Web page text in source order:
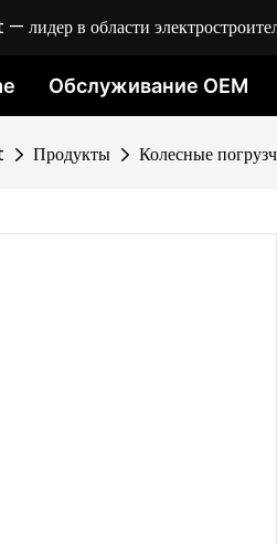
в области
Обслуживание OEM
Продукты Колесные